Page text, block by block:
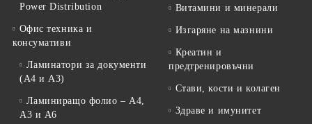
Power Distribution
Офис техника и
консумативи
Ламинатори за документи
(A4 и A3)
Ламиниращо фолио – A4,
A3 и A6
Витамини и минерали
Изгаряне на мазнини
Креатин и
предтренировъчни
Стави, кости и колаген
Здраве и имунитет